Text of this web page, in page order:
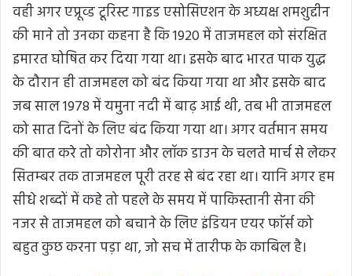
वही अगर एप्रूव्ड टूरिस्ट गाइड एसोसिएशन के अध्यक्ष शमशुद्दीन
की माने तो उनका कहना है कि 1920 में ताजमहल को संरक्षित
इमारत घोषित कर दिया गया था। इसके बाद भारत पाक युद्ध
के दौरान ही ताजमहल को बंद किया गया था और इसके बाद
जब साल 1978 में यमुना नदी में बाढ़ आई थी, तब भी ताजमहल
को सात दिनों के लिए बंद किया गया था। अगर वर्तमान समय
की बात करे तो कोरोना और लॉक डाउन के चलते मार्च से लेकर
सितम्बर तक ताजमहल पूरी तरह से बंद रहा था। यानि अगर हम
सीधे शब्दों में कहे तो पहले के समय में पाकिस्तानी सेना की
नजर से ताजमहल को बचाने के लिए इंडियन एयर फाॅर्स को
बहुत कुछ करना पड़ा था, जो सच में तारीफ के काबिल है।